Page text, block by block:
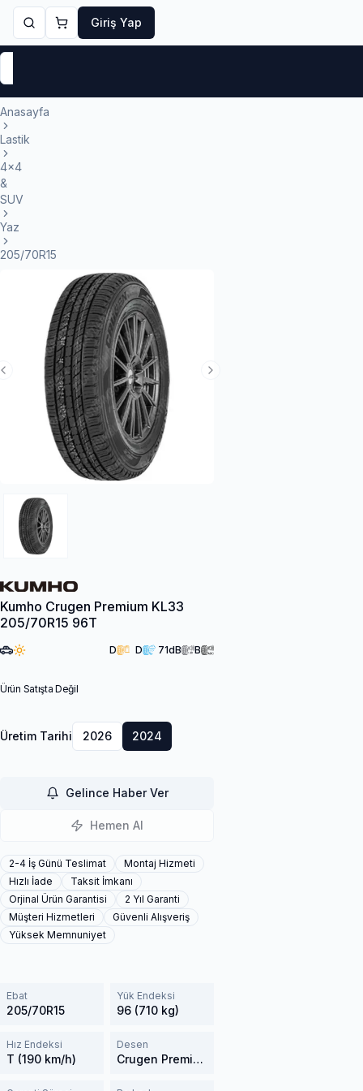
Giriş Yap
Anasayfa
Lastik
4x4
&
SUV
Yaz
205/70R15
Next Slide
Previous Slide
Kumho Crugen Premium KL33
205/70R15 96T
D D 71dB B
Ürün Satışta Değil
Üretim Tarihi 2026 2024
Gelince Haber Ver
Hemen Al
2-4 İş Günü Teslimat
Montaj Hizmeti
Hızlı İade
Taksit İmkanı
Orjinal Ürün Garantisi
2 Yıl Garanti
Müşteri Hizmetleri
Güvenli Alışveriş
Yüksek Memnuniyet
Ebat
205/70R15
Yük Endeksi
96 (710 kg)
Hız Endeksi
T (190 km/h)
Desen
Crugen Premium KL33